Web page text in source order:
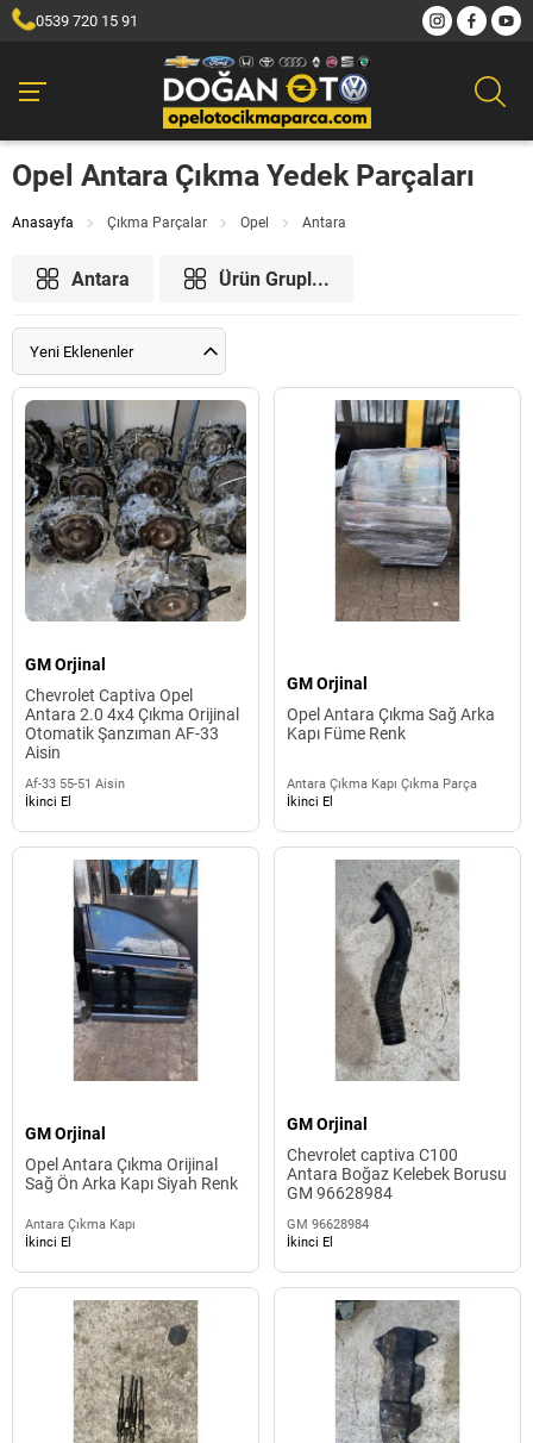
0539 720 15 91
Opel Antara Çıkma Yedek Parçaları
Anasayfa Çıkma Parçalar Opel Antara
Antara Ürün Grupl...
Yeni Eklenenler
GM Orjinal
Chevrolet Captiva Opel
Antara 2.0 4x4 Çıkma Orijinal
Otomatik Şanzıman AF-33
Aisin
Af-33 55-51 Aisin
İkinci El
GM Orjinal
Opel Antara Çıkma Sağ Arka
Kapı Füme Renk
Antara Çıkma Kapı Çıkma Parça
İkinci El
GM Orjinal
Opel Antara Çıkma Orijinal
Sağ Ön Arka Kapı Siyah Renk
Antara Çıkma Kapı
İkinci El
GM Orjinal
Chevrolet captiva C100
Antara Boğaz Kelebek Borusu
GM 96628984
GM 96628984
İkinci El